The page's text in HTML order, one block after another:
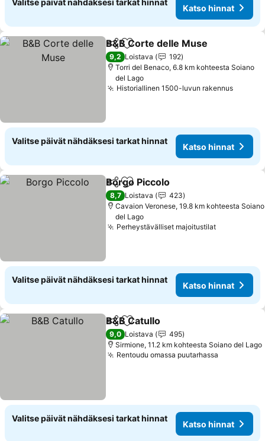
Valitse päivät nähdäksesi tarkat hinnat
Katso hinnat
Jaa Lisää suosikkeihin
B&B Corte delle Muse
9,2 Loistava
192
Torri del Benaco, 6.8 km kohteesta Soiano
del Lago
Historiallinen 1500-luvun rakennusKatso
Valitse päivät nähdäksesi tarkat hinnat
Katso hinnat
Jaa Lisää suosikkeihin
Borgo Piccolo
8,7 Loistava
423
Cavaion Veronese, 19.8 km kohteesta Soiano
del Lago
Perheystävälliset majoitustilatKatso
Valitse päivät nähdäksesi tarkat hinnat
Katso hinnat
Jaa Lisää suosikkeihin
B&B Catullo
9,0 Loistava
495
Sirmione, 11.2 km kohteesta Soiano del Lago
Rentoudu omassa puutarhassa
Valitse päivät nähdäksesi tarkat hinnat
Katso hinnat